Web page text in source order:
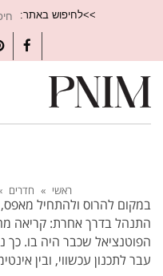
>>לחיפוש באתר:
ראשי » חדרים
במקום להרוס ולהתחיל
התנהל בדרך אחרת: קריאה
הפוטנציאל שכבר היה בו. כך
עבר לתכנון עכשווי, ובין